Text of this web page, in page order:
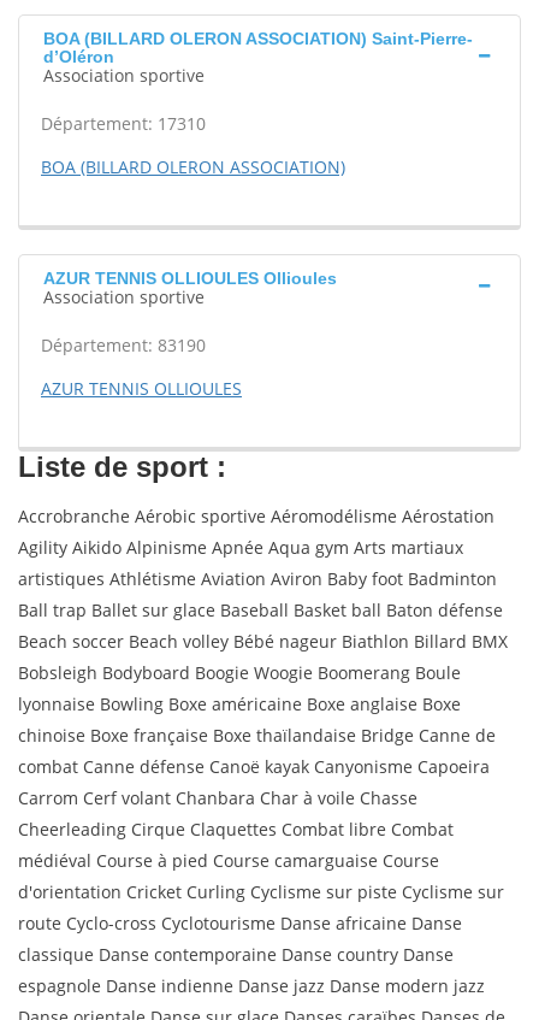
BOA (BILLARD OLERON ASSOCIATION) Saint-Pierre-
d’Oléron
Association sportive
Département: 17310
BOA (BILLARD OLERON ASSOCIATION)
AZUR TENNIS OLLIOULES Ollioules
Association sportive
Département: 83190
AZUR TENNIS OLLIOULES
Liste de sport :
Accrobranche Aérobic sportive Aéromodélisme Aérostation
Agility Aikido Alpinisme Apnée Aqua gym Arts martiaux
artistiques Athlétisme Aviation Aviron Baby foot Badminton
Ball trap Ballet sur glace Baseball Basket ball Baton défense
Beach soccer Beach volley Bébé nageur Biathlon Billard BMX
Bobsleigh Bodyboard Boogie Woogie Boomerang Boule
lyonnaise Bowling Boxe américaine Boxe anglaise Boxe
chinoise Boxe française Boxe thaïlandaise Bridge Canne de
combat Canne défense Canoë kayak Canyonisme Capoeira
Carrom Cerf volant Chanbara Char à voile Chasse
Cheerleading Cirque Claquettes Combat libre Combat
médiéval Course à pied Course camarguaise Course
d'orientation Cricket Curling Cyclisme sur piste Cyclisme sur
route Cyclo-cross Cyclotourisme Danse africaine Danse
classique Danse contemporaine Danse country Danse
espagnole Danse indienne Danse jazz Danse modern jazz